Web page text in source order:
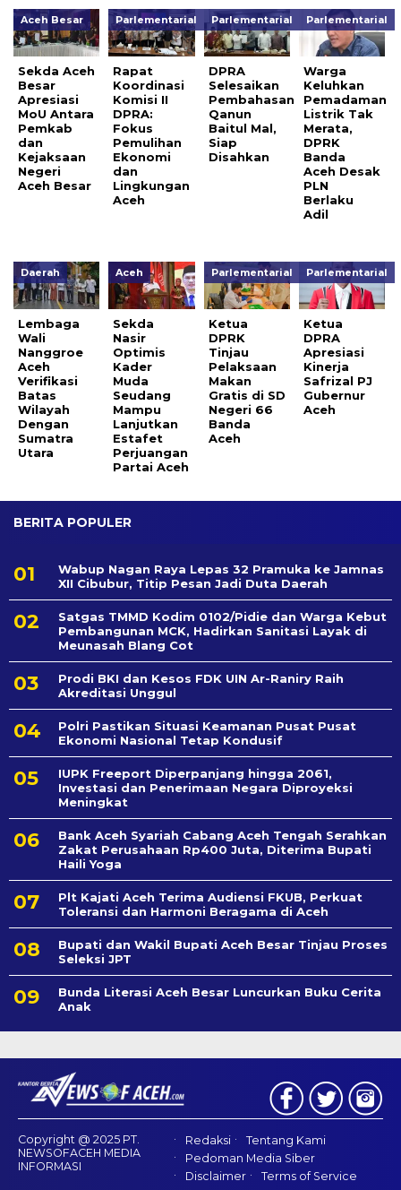
Aceh Besar
Sekda Aceh
Besar
Apresiasi
MoU Antara
Pemkab
dan
Kejaksaan
Negeri
Aceh Besar
Parlementarial
Rapat
Koordinasi
Komisi II
DPRA:
Fokus
Pemulihan
Ekonomi
dan
Lingkungan
Aceh
Parlementarial
DPRA
Selesaikan
Pembahasan
Qanun
Baitul Mal,
Siap
Disahkan
Parlementarial
Warga
Keluhkan
Pemadaman
Listrik Tak
Merata,
DPRK
Banda
Aceh Desak
PLN
Berlaku
Adil
Daerah
Lembaga
Wali
Nanggroe
Aceh
Verifikasi
Batas
Wilayah
Dengan
Sumatra
Utara
Aceh
Sekda
Nasir
Optimis
Kader
Muda
Seudang
Mampu
Lanjutkan
Estafet
Perjuangan
Partai Aceh
Parlementarial
Ketua
DPRK
Tinjau
Pelaksaan
Makan
Gratis di SD
Negeri 66
Banda
Aceh
Parlementarial
Ketua
DPRA
Apresiasi
Kinerja
Safrizal PJ
Gubernur
Aceh
BERITA POPULER
Wabup Nagan Raya Lepas 32 Pramuka ke Jamnas
XII Cibubur, Titip Pesan Jadi Duta Daerah
Satgas TMMD Kodim 0102/Pidie dan Warga Kebut
Pembangunan MCK, Hadirkan Sanitasi Layak di
Meunasah Blang Cot
Prodi BKI dan Kesos FDK UIN Ar-Raniry Raih
Akreditasi Unggul
Polri Pastikan Situasi Keamanan Pusat Pusat
Ekonomi Nasional Tetap Kondusif
IUPK Freeport Diperpanjang hingga 2061,
Investasi dan Penerimaan Negara Diproyeksi
Meningkat
Bank Aceh Syariah Cabang Aceh Tengah Serahkan
Zakat Perusahaan Rp400 Juta, Diterima Bupati
Haili Yoga
Plt Kajati Aceh Terima Audiensi FKUB, Perkuat
Toleransi dan Harmoni Beragama di Aceh
Bupati dan Wakil Bupati Aceh Besar Tinjau Proses
Seleksi JPT
Bunda Literasi Aceh Besar Luncurkan Buku Cerita
Anak
Copyright @ 2025 PT.
NEWSOFACEH MEDIA
INFORMASI
Redaksi
Tentang Kami
Pedoman Media Siber
Disclaimer
Terms of Service